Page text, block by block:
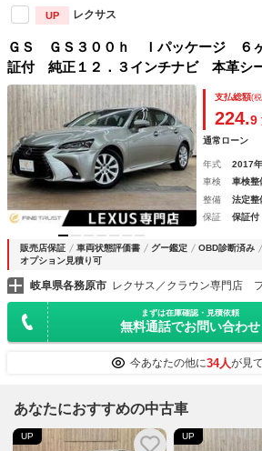
UP レクサス
ＧＳ ＧＳ３００ｈ Ｉパッケージ ６
証付 純正１２．３インチナビ 本革
衝突軽減ブレーキ レーダークルーズコ
ドスポットモニター シートエアコン
支払総額(
224.9
通常ローン
年式 2017年
車検
車検整
整備
法定整
保証
保証付
販売店保証 車両状態評価書 グー鑑定 OBD診断済み
オプション見積り可
岐阜県各務原市 レクサス／クラウン専門店
まずは在庫確認・見積依頼
無料通話でお問い合わせ
今あなたの他に34人が見
あなたにおすすめの中古車
UP UP